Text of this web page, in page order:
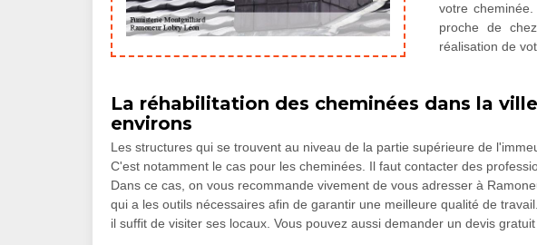
votre
proche de
réalisation de
La réhabilitation des cheminées dans la
environs
Les structures qui se trouvent au niveau de la partie supérieure de
C'est notamment le cas pour les cheminées. Il faut contacter des
Dans ce cas, on vous recommande vivement de vous adresser à
qui a les outils nécessaires afin de garantir une meilleure qualité de
il suffit de visiter ses locaux. Vous pouvez aussi demander un devis